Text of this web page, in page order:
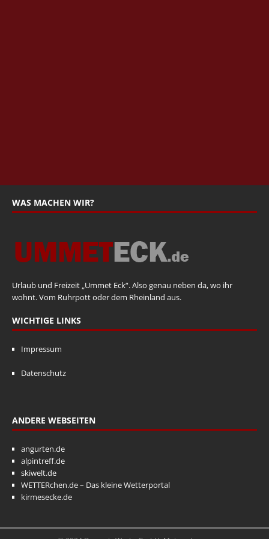
WAS MACHEN WIR?
Urlaub und Freizeit „Ummet Eck“. Also genau neben da, wo ihr
wohnt. Vom Ruhrpott oder dem Rheinland aus.
WICHTIGE LINKS
Impressum
Datenschutz
ANDERE WEBSEITEN
angurten.de
alpintreff.de
skiwelt.de
WETTERchen.de – Das kleine Wetterportal
kirmesecke.de